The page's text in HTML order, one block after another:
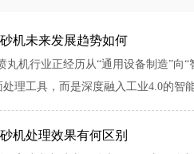
机未来发展趋势如何
丸机行业正经历从“通用设备制造”
理工具，而是深度融入工业4.0的智
机处理效果有何区别